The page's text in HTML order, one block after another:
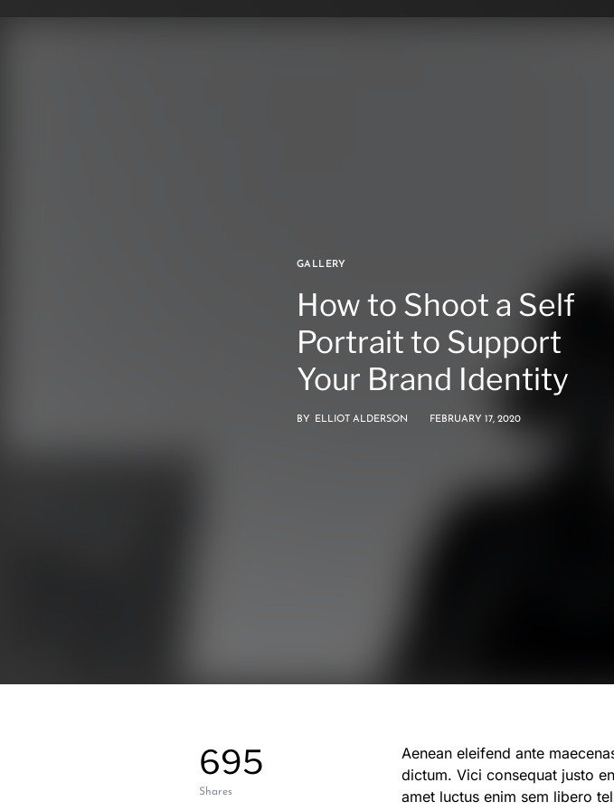
GALLERY
How to Shoot a Self
Portrait to Support
Your Brand Identity
BY ELLIOT ALDERSON FEBRUARY 17, 2020
695
Shares
Aenean eleifend ante maecenas pulvinar montes lorem et pede dis dolor pretium donec
dictum. Vici consequat justo
amet luctus enim sem libero